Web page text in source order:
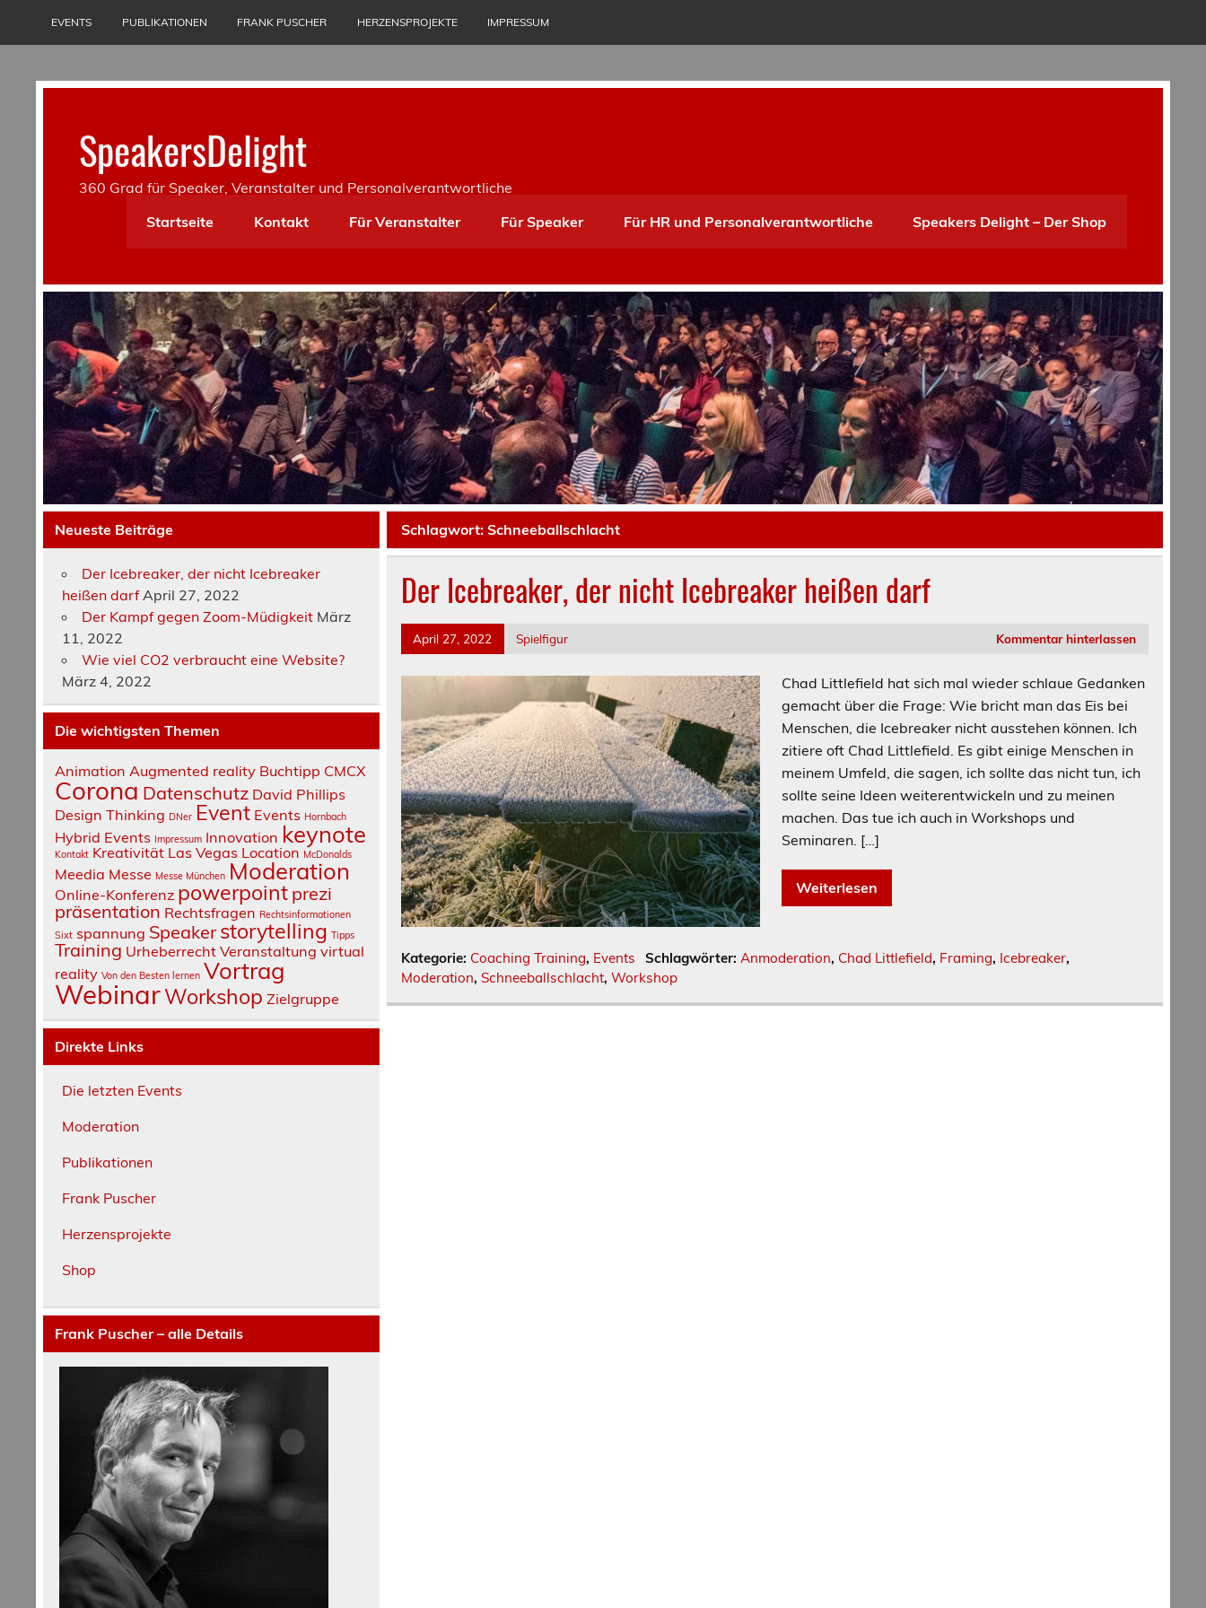
EVENTS PUBLIKATIONEN FRANK PUSCHER HERZENSPROJEKTE IMPRESSUM
SpeakersDelight
360 Grad für Speaker, Veranstalter und Personalverantwortliche
Startseite
Kontakt Für Veranstalter Für Speaker Für HR und Personalverantwortliche Speakers Delight – Der Shop
Schlagwort: Schneeballschlacht
Der Icebreaker, der nicht Icebreaker heißen darf
April 27, 2022 Spielfigur Kommentar hinterlassen
Chad Littlefield hat sich mal wieder schlaue Gedanken
gemacht über die Frage: Wie bricht man das Eis bei
Menschen, die Icebreaker nicht ausstehen können. Ich
zitiere oft Chad Littlefield. Es gibt einige Menschen in
meinem Umfeld, die sagen, ich sollte das nicht tun, ich
sollte seine Ideen weiterentwickeln und zu meinen
machen. Das tue ich auch in Workshops und
Seminaren. […]
Weiterlesen
Kategorie: Coaching Training, Events Schlagwörter:Anmoderation, Chad Littlefield, Framing, Icebreaker,
Moderation, Schneeballschlacht, Workshop
Neueste Beiträge
Der Icebreaker, der nicht Icebreaker
heißen darf April 27, 2022
Der Kampf gegen Zoom-Müdigkeit März
11, 2022
Wie viel CO2 verbraucht eine Website?
März 4, 2022
Die wichtigsten Themen
Animation Augmented reality Buchtipp CMCX
Corona Datenschutz David Phillips
Design Thinking DNer Event Events Hornbach
Hybrid Events Impressum Innovation keynote
Kontakt Kreativität Las Vegas Location McDonalds
Meedia Messe Messe München Moderation
Online-Konferenz powerpoint prezi
präsentation Rechtsfragen Rechtsinformationen
Sixt spannung Speakerstorytelling Tipps
Training Urheberrecht Veranstaltung virtual
reality Von den Besten lernen Vortrag
WebinarWorkshop Zielgruppe
Direkte Links
Die letzten Events
Moderation
Publikationen
Frank Puscher
Herzensprojekte
Shop
Frank Puscher – alle Details